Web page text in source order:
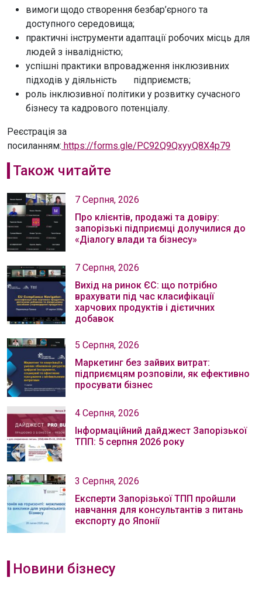
вимоги щодо створення безбар’єрного та
доступного середовища;
практичні інструменти адаптації робочих місць для
людей з інвалідністю;
успішні практики впровадження інклюзивних
підходів у діяльність підприємств;
роль інклюзивної політики у розвитку сучасного
бізнесу та кадрового потенціалу.
Реєстрація за
посиланням: https://forms.gle/PC92Q9QxyyQ8X4p79
Також читайте
7 Серпня, 2026
Про клієнтів, продажі та довіру:
запорізькі підприємці долучилися до
«Діалогу влади та бізнесу»
7 Серпня, 2026
Вихід на ринок ЄС: що потрібно
врахувати під час класифікації
харчових продуктів і дієтичних
добавок
5 Серпня, 2026
Маркетинг без зайвих витрат:
підприємцям розповіли, як ефективно
просувати бізнес
4 Серпня, 2026
Інформаційний дайджест Запорізької
ТПП: 5 серпня 2026 року
3 Серпня, 2026
Експерти Запорізької ТПП пройшли
навчання для консультантів з питань
експорту до Японії
Новини бізнесу